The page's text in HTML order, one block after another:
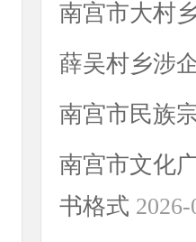
南宫市大村
薛吴村乡涉
南宫市民族
南宫市文化
书格式